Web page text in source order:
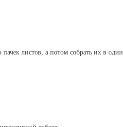
листов, а потом собрать их в один